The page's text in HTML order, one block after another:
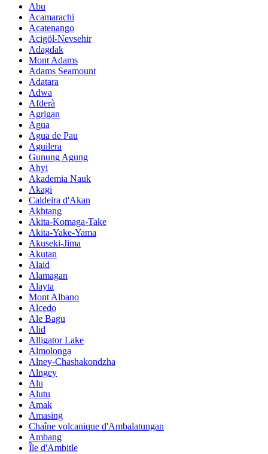
Abu
Acamarachi
Acatenango
Acigöl-Nevsehir
Adagdak
Mont Adams
Adams Seamount
Adatara
Adwa
Afderà
Agrigan
Agua
Agua de Pau
Aguilera
Gunung Agung
Ahyi
Akademia Nauk
Akagi
Caldeira d'Akan
Akhtang
Akita-Komaga-Take
Akita-Yake-Yama
Akuseki-Jima
Akutan
Alaid
Alamagan
Alayta
Mont Albano
Alcedo
Ale Bagu
Alid
Alligator Lake
Almolonga
Alney-Chashakondzha
Alngey
Alu
Alutu
Amak
Amasing
Chaîne volcanique d'Ambalatungan
Ambang
Île d'Ambitle